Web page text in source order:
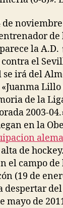
de noviembre
de
la A.D.
el
se irá del
Lillo
de la
2003-
en la
de
el campo de
(19 de
del
mayo de